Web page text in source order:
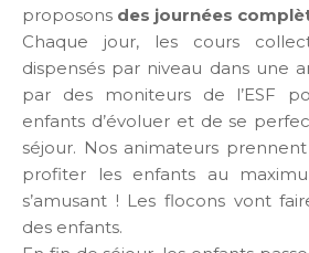
proposons des journées
Chaque jour, les cours
dispensés par niveau dans une
par des moniteurs de l’ESF
enfants d’évoluer et de se
séjour. Nos animateurs
profiter les enfants au
s’amusant ! Les flocons vont
des enfants.